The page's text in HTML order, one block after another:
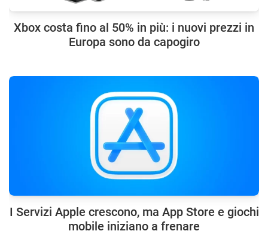
Xbox costa fino al 50% in più: i nuovi prezzi in
Europa sono da capogiro
I Servizi Apple crescono, ma App Store e giochi
mobile iniziano a frenare